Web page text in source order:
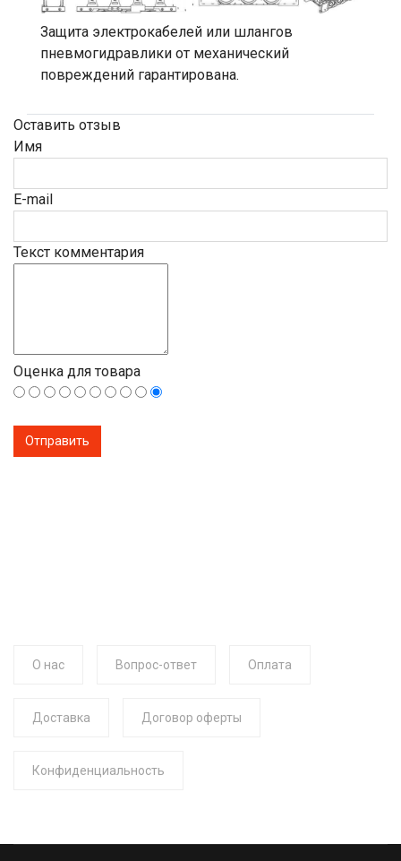
Защита электрокабелей или шлангов
пневмогидравлики от механический
повреждений гарантирована.
Оставить отзыв
Имя
E-mail
Текст комментария
Оценка для товара
О нас Вопрос-ответ Оплата
Доставка Договор оферты
Конфиденциальность